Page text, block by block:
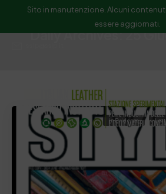
Sito in manutenzione. Alcuni
essere aggiornati.
Daily Archives: 25
In Evidenza